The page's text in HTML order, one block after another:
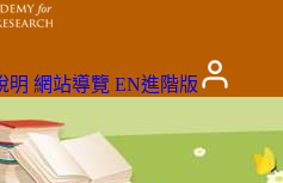
明 網站導覽 EN進階版